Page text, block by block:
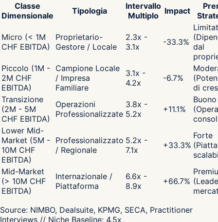
Classe
Dimensionale
Tipologia
Intervallo
Multiplo
Impact
Micro (< 1M
CHF EBITDA)
Proprietario-
Gestore / Locale
2.3x -
3.1x
-33.3% dal
Piccolo (1M -
2M CHF
EBITDA)
Campione Locale
/ Impresa
Familiare
3.1x -
4.2x
-6.7%
di
Transizione
(2M - 5M
CHF EBITDA)
Operazioni
Professionalizzate
3.8x -
5.2x
+11.1%
Buono
Lower Mid-
Market (5M -
10M CHF
EBITDA)
Professionalizzato
/ Regionale
5.2x -
7.1x
+33.3%
Forte
Mid-Market
(> 10M CHF
EBITDA)
Internazionale /
Piattaforma
6.6x -
8.9x
+66.7%
Source: NIMBO, Dealsuite, KPMG, SECA, Practitioner
Interviews // Niche Baseline: 4.5x